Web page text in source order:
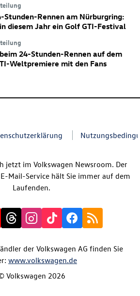
Stunden-Rennen am Nürburgring:
diesem Jahr ein Golf GTI-Festival
24-Stunden-Rennen auf dem
Weltpremiere mit den Fans
jetzt im Volkswagen Newsroom. Der
Mail-Service hält Sie immer auf dem
Laufenden.
der Volkswagen AG finden Sie
www.volkswagen.de
Volkswagen 2026